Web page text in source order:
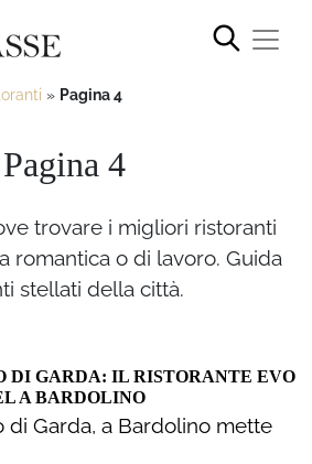
» Pagina 4
4
trovare i migliori ristoranti
romantica o di lavoro. Guida
stellati della città.
DI GARDA: IL RISTORANTE EVO
A BARDOLINO
di Garda, a Bardolino mette